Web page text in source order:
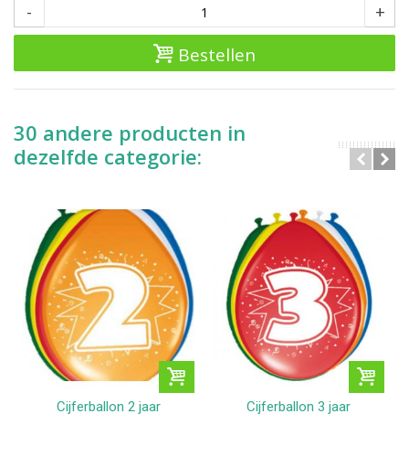
- +
Bestellen
30 andere producten in
dezelfde categorie:
Cijferballon 2 jaar Cijferballon 3 jaar